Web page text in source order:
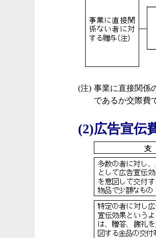
(注) 事業に直接関係
であるか交際費
(2)広告宣伝